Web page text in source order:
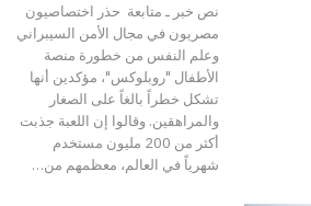
نص خبر ـ متابعة حذر اختصاصيون
مصريون في مجال الأمن السيبراني
وعلم النفس من خطورة منصة
الأطفال "روبلوكس"، مؤكدين أنها
تشكل خطراً بالغاً على الصغار
والمراهقين. وقالوا إن اللعبة جذبت
أكثر من 200 مليون مستخدم
شهرياً في العالم، معظمهم من…